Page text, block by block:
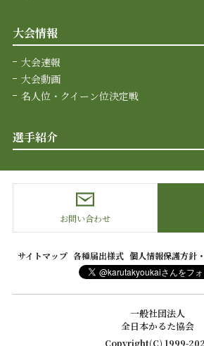
大会情報
大会速報
大会動画
名人位・クイーン位決定戦
選手紹介
お問い合わせ
サイトマップ 各種届出様式 個人情報保護方針
一般社団法人
全日本かるた協会
Copyright(C) 1999-